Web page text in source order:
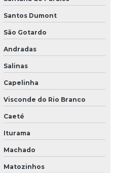
Santos Dumont
São Gotardo
Andradas
Salinas
Capelinha
Visconde do Rio Branco
Caeté
Iturama
Machado
Matozinhos